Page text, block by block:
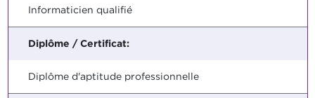
Informaticien qualifié
Diplôme / Certificat:
Diplôme d'aptitude professionnelle